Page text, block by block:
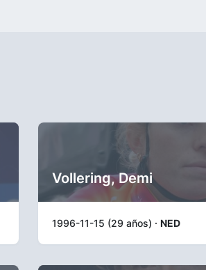
Vollering, Demi
1996-11-15 (29 años) · NED